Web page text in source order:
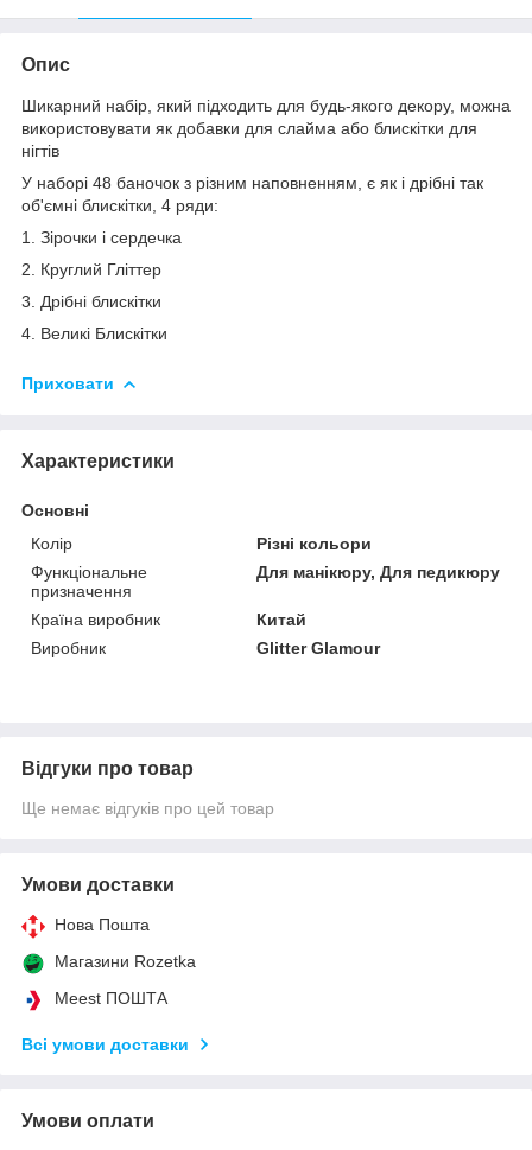
Опис
Шикарний набір, який підходить для будь-якого декору, можна
використовувати як добавки для слайма або блискітки для
нігтів
У наборі 48 баночок з різним наповненням, є як і дрібні так
об'ємні блискітки, 4 ряди:
1. Зірочки і сердечка
2. Круглий Гліттер
3. Дрібні блискітки
4. Великі Блискітки
Приховати
Характеристики
Основні
Колір
Різні кольори
Функціональне
призначення
Для манікюру, Для педикюру
Країна виробник
Китай
Виробник
Glitter Glamour
Відгуки про товар
Ще немає відгуків про цей товар
Умови доставки
Нова Пошта
Магазини Rozetka
Meest ПОШТА
Всі умови доставки
Умови оплати